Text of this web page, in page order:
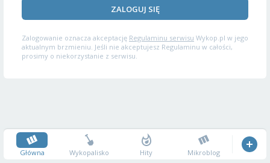
ZALOGUJ SIĘ
Zalogowanie oznacza akceptację Regulaminu serwisu Wykop.pl w jego
aktualnym brzmieniu. Jeśli nie akceptujesz Regulaminu w całości,
prosimy o niekorzystanie z serwisu.
Główna Wykopalisko Hity Mikroblog